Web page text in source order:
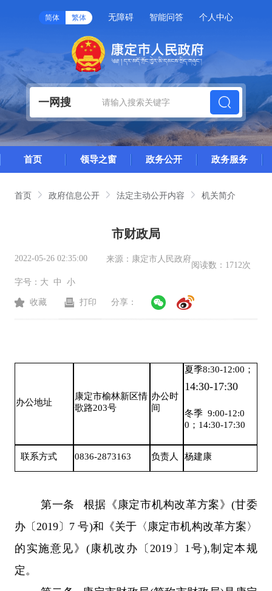
简体 繁体 无障碍 智能问答 个人中心
一网搜
首页 领导之窗 政务公开 政务服务
首页 政府信息公开 法定主动公开内容 机关简介
市财政局
2022-05-26 02:35:00 来源： 康定市人民政府
阅读数： 1712次
字号： 大 中 小
收藏 打印 分享：
办公地址
康定市榆林新区情
歌路203号
办公时
间
夏季8:30-12:00；
14:30-17:30
冬季 9:00-12:0
0；14:30-17:30
联系方式 0836-2873163 负责人 杨建康
第一条 根据《康定市机构改革方案》(甘委
办〔2019〕7 号)和《关于〈康定市机构改革方案〉
的实施意见》(康机改办〔2019〕1号),制定本规
定。